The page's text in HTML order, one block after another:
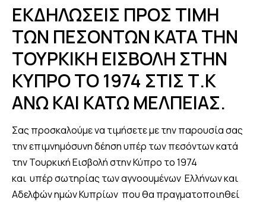
ΕΚΔΗΛΩΣΕΙΣ ΠΡΟΣ ΤΙΜΗ
ΤΩΝ ΠΕΣΟΝΤΩΝ ΚΑΤΑ ΤΗΝ
ΤΟΥΡΚΙΚΗ ΕΙΣΒΟΛΗ ΣΤΗΝ
ΚΥΠΡΟ ΤΟ 1974 ΣΤΙΣ Τ.Κ
ΑΝΩ ΚΑΙ ΚΑΤΩ ΜΕΛΠΕΙΑΣ.
Σας προσκαλούμε να τιμήσετε με την παρουσία σας
την επιμνημόσυνη δέηση υπέρ των πεσόντων κατά
την Τουρκική Εισβολή στην Κύπρο το 1974
και υπέρ σωτηρίας των αγνοουμένων Ελλήνων και
Αδελφών ημών Κυπρίων που θα πραγματοποιηθεί